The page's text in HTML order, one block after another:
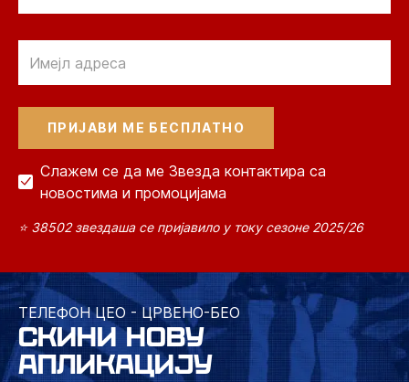
Слажем се да ме Звезда контактира са
новостима и промоцијама
⭐ 38502 звездаша се пријавило у току сезоне 2025/26
ТЕЛЕФОН ЦЕО - ЦРВЕНО-БЕО
СКИНИ НОВУ
АПЛИКАЦИЈУ